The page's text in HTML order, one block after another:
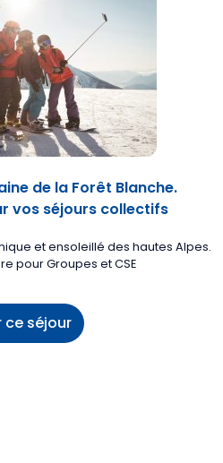
de la Forêt Blanche.
vos séjours collectifs
et ensoleillé des hautes Alpes.
pour Groupes et CSE
ce séjour